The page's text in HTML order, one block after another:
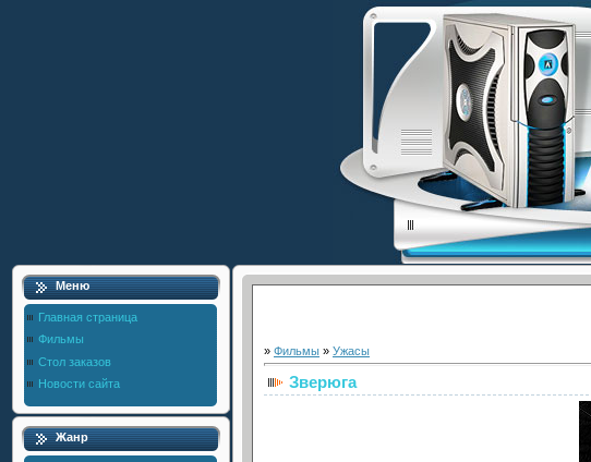
Меню
Главная страница
Фильмы
Стол заказов
Новости сайта
Жанр
» Фильмы » Ужасы
Зверюга